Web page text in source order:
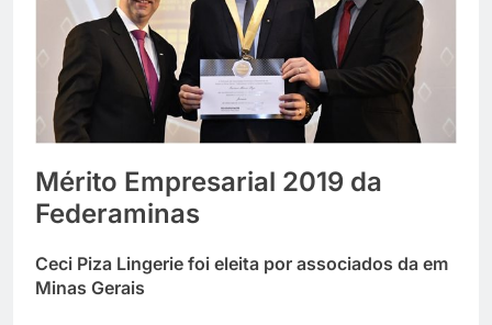
Mérito Empresarial 2019 da
Federaminas
Ceci Piza Lingerie foi eleita por associados da em
Minas Gerais